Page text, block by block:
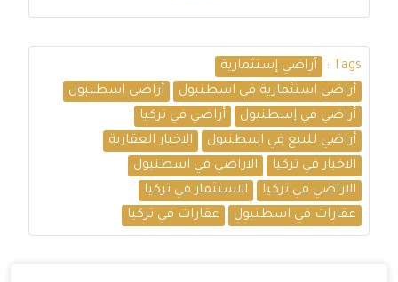
Tags :
أراضي إستثمارية
أراضي استثمارية في اسطنبول
أراضي اسطنبول
أراضي في إسطنبول
أراضي في تركيا
أراضي للبيع في اسطنبول
الاخبار العقارية
الاخبار في تركيا
الاراضي في اسطنبول
الاراضي في تركيا
الاستثمار في تركيا
عقارات في اسطنبول
عقارات في تركيا